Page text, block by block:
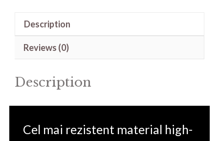
Description
Reviews (0)
Description
Cel mai rezistent material high-